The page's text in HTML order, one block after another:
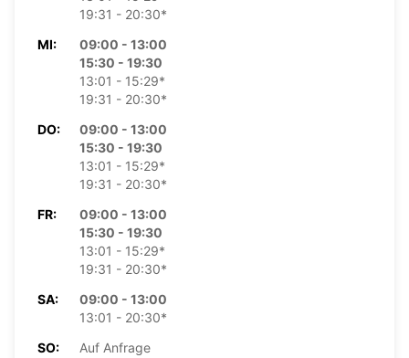
19:31 - 20:30*
MI:
09:00 - 13:00
15:30 - 19:30
13:01 - 15:29*
19:31 - 20:30*
DO:
09:00 - 13:00
15:30 - 19:30
13:01 - 15:29*
19:31 - 20:30*
FR:
09:00 - 13:00
15:30 - 19:30
13:01 - 15:29*
19:31 - 20:30*
SA:
09:00 - 13:00
13:01 - 20:30*
SO:
Auf Anfrage